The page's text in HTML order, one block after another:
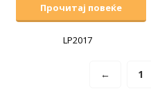
Прочитај повеќе
LP2017
← 1